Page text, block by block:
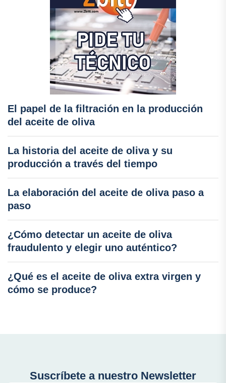
El papel de la filtración en la producción
del aceite de oliva
La historia del aceite de oliva y su
producción a través del tiempo
La elaboración del aceite de oliva paso a
paso
¿Cómo detectar un aceite de oliva
fraudulento y elegir uno auténtico?
¿Qué es el aceite de oliva extra virgen y
cómo se produce?
Suscríbete a nuestro Newsletter